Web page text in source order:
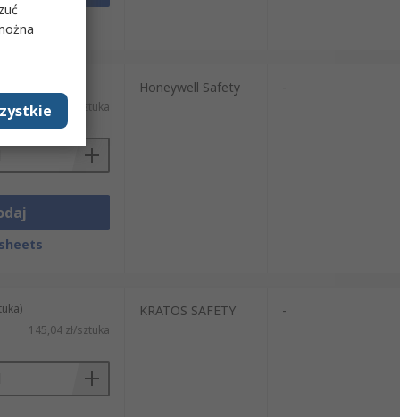
76,62 zł/sztuka
Honeywell Safety -
145,04 zł/sztuka
KRATOS SAFETY -